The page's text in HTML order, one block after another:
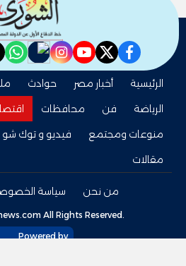
facebook
twitter
youtube
instagram
nabd
الرئيسية أخبار مصر حوادث
الرياضة
فن محافظات
منوعات ومجتمع
فيديو و توك شو
مقالات
من نحن سياسة
All Rights Reserved.
Powered by